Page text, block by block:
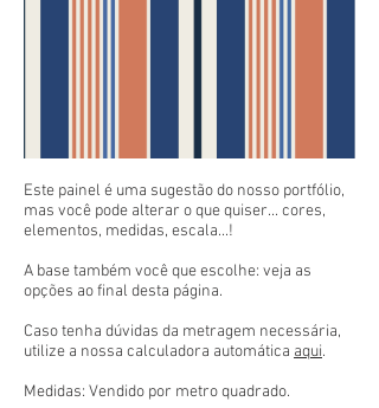
Este painel é uma sugestão do nosso portfólio,
mas você pode alterar o que quiser... cores,
elementos, medidas, escala...!
A base também você que escolhe: veja as
opções ao final desta página.
Caso tenha dúvidas da metragem necessária,
utilize a nossa calculadora automática aqui.
Medidas: Vendido por metro quadrado.